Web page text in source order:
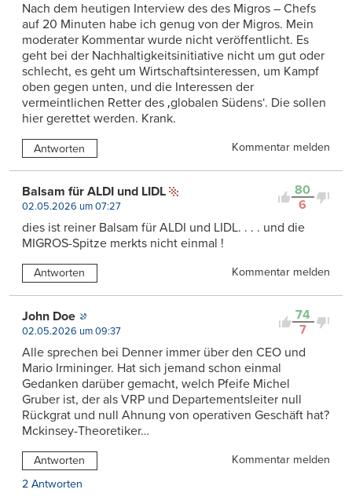
Nach dem heutigen Interview des des Migros – Chefs
auf 20 Minuten habe ich genug von der Migros. Mein
moderater Kommentar wurde nicht veröffentlicht. Es
geht bei der Nachhaltigkeitsinitiative nicht um gut oder
schlecht, es geht um Wirtschaftsinteressen, um Kampf
oben gegen unten, und die Interessen der
vermeintlichen Retter des ‚globalen Südens‘. Die sollen
hier gerettet werden. Krank.
Antworten Kommentar melden
80
6
Balsam für ALDI und LIDL
02.05.2026 um 07:27
dies ist reiner Balsam für ALDI und LIDL. . . . und die
MIGROS-Spitze merkts nicht einmal !
Antworten Kommentar melden
74
7
John Doe
02.05.2026 um 09:37
Alle sprechen bei Denner immer über den CEO und
Mario Irmininger. Hat sich jemand schon einmal
Gedanken darüber gemacht, welch Pfeife Michel
Gruber ist, der als VRP und Departementsleiter null
Rückgrat und null Ahnung von operativen Geschäft hat?
Mckinsey-Theoretiker…
Antworten
Kommentar melden
2 Antworten